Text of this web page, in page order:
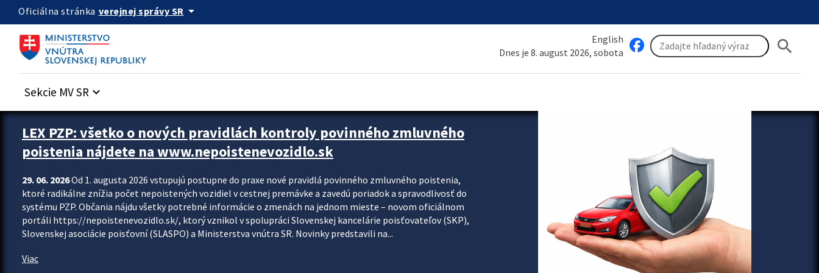
Preskocit na hlavný obsah
Oficiálna stránka verejnej správy SR arrow_drop_down
English
Dnes je 8. august 2026, sobota
search
Sekcie MV SR keyboard_arrow_down
Zastavit automatický posun upútavok
LEX PZP: všetko o nových pravidlách kontroly povinného zmluvného
poistenia nájdete na www.nepoistenevozidlo.sk
29. 06. 2026Od 1. augusta 2026 vstupujú postupne do praxe nové pravidlá povinného zmluvného poistenia,
ktoré radikálne znížia počet nepoistených vozidiel v cestnej premávke a zavedú poriadok a spravodlivosť do
systému PZP. Občania nájdu všetky potrebné informácie o zmenách na jednom mieste – novom oficiálnom
portáli https://nepoistenevozidlo.sk/, ktorý vznikol v spolupráci Slovenskej kancelárie poisťovateľov (SKP),
Slovenskej asociácie poisťovní (SLASPO) a Ministerstva vnútra SR. Novinky predstavili na...
Viac